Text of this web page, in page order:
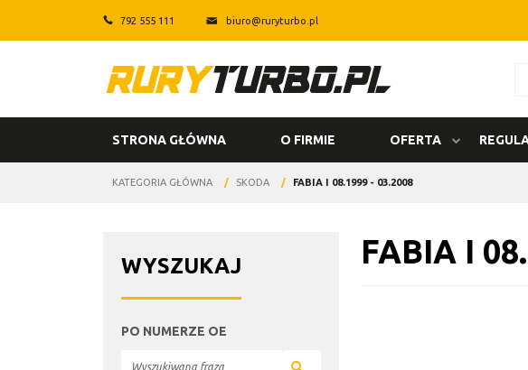
792 555 111 biuro@ruryturbo.pl
STRONA GŁÓWNA O FIRMIE OFERTA
KATEGORIA GŁÓWNA / SKODA / FABIA I 08.1999 - 03.2008
FABIA I
WYSZUKAJ
PO NUMERZE OE